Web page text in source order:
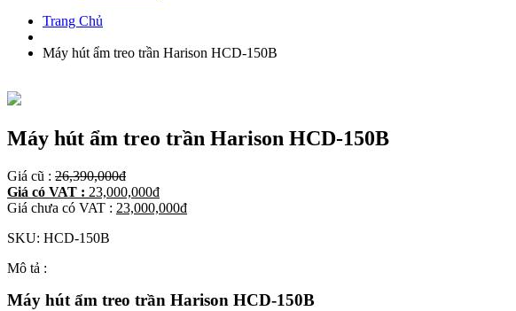
Trang Chủ
Máy hút ẩm treo trần Harison HCD-150B
Máy hút ẩm treo trần Harison HCD-150B
Giá cũ : 26,390,000đ
Giá có VAT : 23,000,000đ
Giá chưa có VAT : 23,000,000đ
SKU: HCD-150B
Mô tả :
Máy hút ẩm treo trần Harison HCD-150B